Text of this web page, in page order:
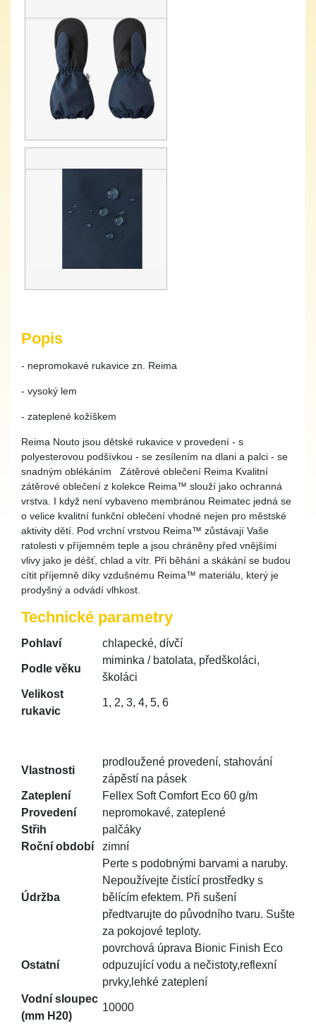
Popis
- nepromokavé rukavice zn. Reima
- vysoký lem
- zateplené kožíškem
Reima Nouto jsou dětské rukavice v provedení - s
polyesterovou podšívkou - se zesílením na dlani a palci - se
snadným oblékáním Zátěrové oblečení Reima Kvalitní
zátěrové oblečení z kolekce Reima™ slouží jako ochranná
vrstva. I když není vybaveno membránou Reimatec jedná se
o velice kvalitní funkční oblečení vhodné nejen pro městské
aktivity dětí. Pod vrchní vrstvou Reima™ zůstávají Vaše
ratolesti v příjemném teple a jsou chráněny před vnějšími
vlivy jako je déšť, chlad a vítr. Při běhání a skákání se budou
cítit příjemně díky vzdušnému Reima™ materiálu, který je
prodyšný a odvádí vlhkost.
Technické parametry
Pohlaví chlapecké, dívčí
Podle věku
miminka / batolata, předškoláci,
školáci
Velikost
rukavic
1, 2, 3, 4, 5, 6
Vlastnosti
prodloužené provedení, stahování
zápěstí na pásek
Zateplení
Fellex Soft Comfort Eco 60 g/m
Provedení
nepromokavé, zateplené
Střih
palčáky
Roční období
zimní
Údržba
Perte s podobnými barvami a naruby.
Nepoužívejte čistící prostředky s
bělícím efektem. Při sušení
předtvarujte do původního tvaru. Sušte
za pokojové teploty.
Ostatní
povrchová úprava Bionic Finish Eco
odpuzující vodu a nečistoty,reflexní
prvky,lehké zateplení
Vodní sloupec
(mm H20)
10000